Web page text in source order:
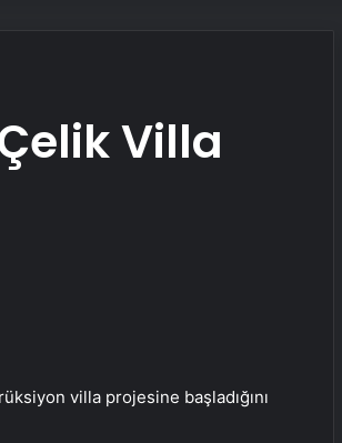
Villa
villa projesine başladığını